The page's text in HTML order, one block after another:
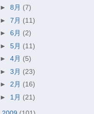
► 8月 (7)
► 7月 (11)
► 6月 (2)
► 5月 (11)
► 4月 (5)
► 3月 (23)
► 2月 (16)
► 1月 (21)